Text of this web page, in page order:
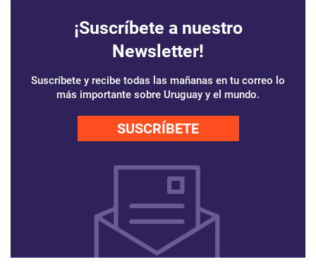
¡Suscríbete a nuestro
Newsletter!
Suscríbete y recibe todas las mañanas en tu correo lo
más importante sobre Uruguay y el mundo.
SUSCRÍBETE